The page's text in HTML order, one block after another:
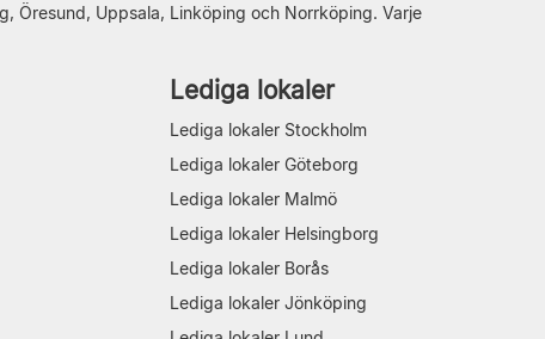
Öresund, Uppsala, Linköping och Norrköping. Varje
Lediga lokaler
Lediga lokaler Stockholm
Lediga lokaler Göteborg
Lediga lokaler Malmö
Lediga lokaler Helsingborg
Lediga lokaler Borås
Lediga lokaler Jönköping